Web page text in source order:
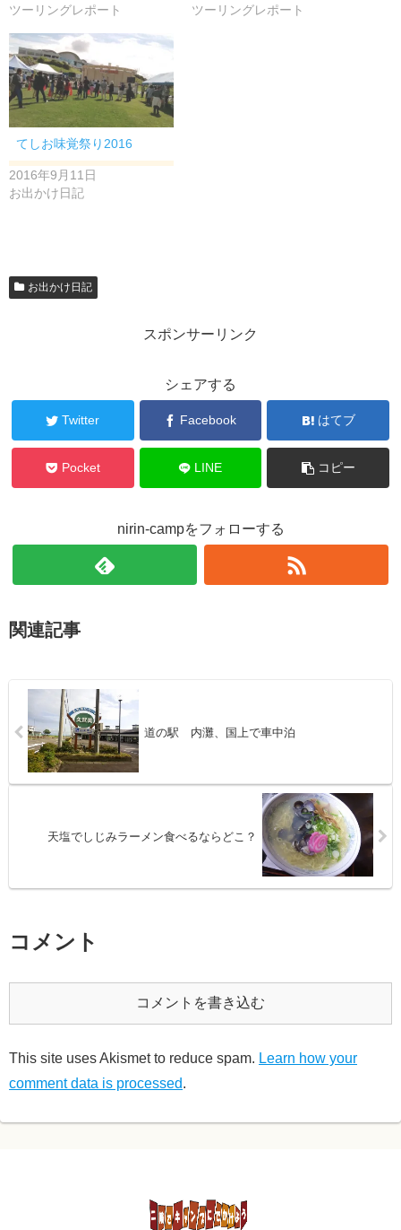
ツーリングレポート
ツーリングレポート
てしお味覚祭り2016
2016年9月11日
お出かけ日記
お出かけ日記
スポンサーリンク
シェアする
Twitter Facebook はてブ
Pocket LINE コピー
nirin-campをフォローする
関連記事
道の駅 内灘、国上で車中泊
天塩でしじみラーメン食べるならどこ？
コメント
コメントを書き込む
This site uses Akismet to reduce spam. Learn how your
comment data is processed.